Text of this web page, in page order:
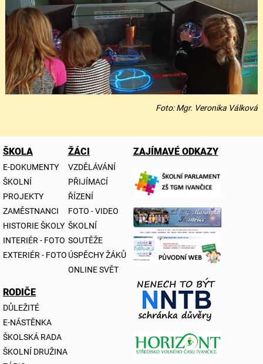
Foto: Mgr. Veronika Válková
ŠKOLA
E-DOKUMENTY
ŠKOLNÍ
PROJEKTY
ZAMĚSTNANCI
HISTORIE ŠKOLY
INTERIÉR - FOTO
EXTERIÉR - FOTO
ŽÁCI
VZDĚLÁVÁNÍ
PŘIJÍMACÍ
ŘÍZENÍ
FOTO - VIDEO
ŠKOLNÍ
SOUTĚŽE
ÚSPĚCHY ŽÁKŮ
ONLINE SVĚT
RODIČE
DŮLEŽITÉ
E-NÁSTĚNKA
ŠKOLSKÁ RADA
ŠKOLNÍ DRUŽINA
ZAJÍMAVÉ ODKAZY